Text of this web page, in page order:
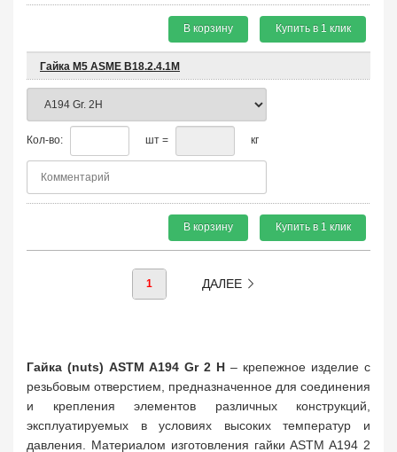
В корзину Купить в 1 клик
Гайка М5 ASME B18.2.4.1М
Кол-во: шт = кг
В корзину Купить в 1 клик
1 ДАЛЕЕ
Гайка (nuts) ASTM A194 Gr 2 H – крепежное изделие с
резьбовым отверстием, предназначенное для соединения
и крепления элементов различных конструкций,
эксплуатируемых в условиях высоких температур и
давления. Материалом изготовления гайки ASTM A194 2